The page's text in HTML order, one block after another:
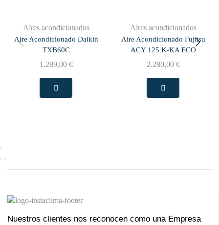
Aires acondicionados
Aire Acondicionado Daikin
TXB60C
1.289,00 €
Aires acondicionados
Aire Acondicionado Fujitsu
ACY 125 K-KA ECO
2.280,00 €
Nuestros clientes nos reconocen como una Empresa